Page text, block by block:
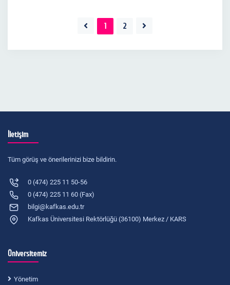
1 2
İletişim
Tüm görüş ve önerilerinizi bize bildirin.
0 (474) 225 11 50-56
0 (474) 225 11 60 (Fax)
bilgi@kafkas.edu.tr
Kafkas Üniversitesi Rektörlüğü (36100) Merkez / KARS
Üniversitemiz
Yönetim